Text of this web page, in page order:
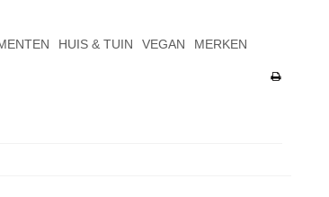
HUIS & TUIN VEGAN MERKEN